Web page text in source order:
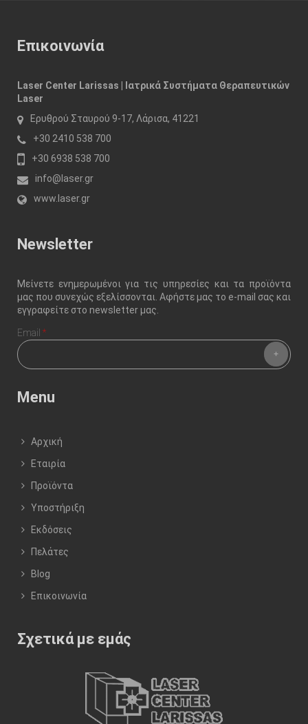
Επικοινωνία
Laser Center Larissas | Ιατρικά Συστήματα Θεραπευτικών
Laser
Ερυθρού Σταυρού 9-17, Λάρισα, 41221
+30 2410 538 700
+30 6938 538 700
info@laser.gr
www.laser.gr
Newsletter
Μείνετε ενημερωμένοι για τις υπηρεσίες και τα προϊόντα
μας που συνεχώς εξελίσσονται. Αφήστε μας το e-mail σας και
εγγραφείτε στο newsletter μας.
Email *
Menu
Αρχική
Εταιρία
Προϊόντα
Υποστήριξη
Εκδόσεις
Πελάτες
Blog
Επικοινωνία
Σχετικά με εμάς